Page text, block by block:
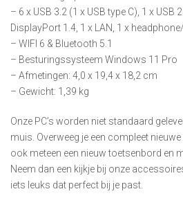
– 6 x USB 3.2 (1 x USB type C), 1 x USB
DisplayPort 1.4, 1 x LAN, 1 x
– WIFI 6 & Bluetooth 5.1
– Besturingssysteem Windows 11 Pro
– Afmetingen: 4,0 x 19,4 x 18,2 cm
– Gewicht: 1,39 kg
Onze PC’s worden niet standaard
muis. Overweeg je een compleet
ook meteen een nieuw toetsenbord en
Neem dan een kijkje bij onze
iets leuks dat perfect bij je past.